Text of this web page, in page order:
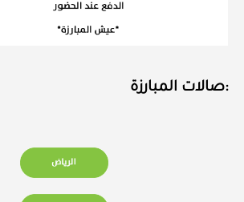
:صالات المبارزة